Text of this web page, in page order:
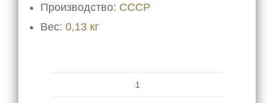
Производство: СССР
Вес: 0,13 кг